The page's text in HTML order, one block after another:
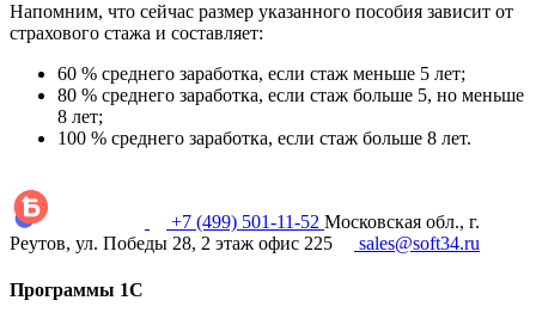
Напомним, что сейчас размер указанного пособия зависит от
страхового стажа и составляет:
60 % среднего заработка, если стаж меньше 5 лет;
80 % среднего заработка, если стаж больше 5, но меньше
8 лет;
100 % среднего заработка, если стаж больше 8 лет.
+7 (499) 501-11-52 Московская обл., г.
Реутов, ул. Победы 28, 2 этаж офис 225
sales@soft34.ru
Программы 1С